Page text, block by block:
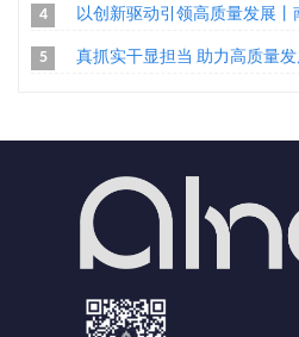
4 以创新驱动引领高质量发展丨南南铝集团荣获2020年度“广西高
5 真抓实干显担当 助力高质量发展|南南铝汽车组件第一事业部